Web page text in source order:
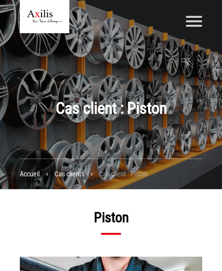
Axilis et ses engagements
Qui sommes-nous
Axilis s’engage
Solutions dématérialisation
Dématérialisation du courrier sortant
Automatisation de factures fournisseurs
Numérisation des Notes de Frais
Sécurité et sauvegarde des données
Numérisation intelligente
Simplifiez la gestion RH de votre entreprise avec un logiciel
Cas client : Piston
Accueil Cas clients Cas client : Piston
Piston